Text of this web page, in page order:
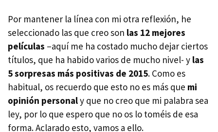
Por mantener la línea con mi otra reflexión, he
seleccionado las que creo son las 12 mejores
películas –aquí me ha costado mucho dejar ciertos
títulos, que ha habido varios de mucho nivel- y las
5 sorpresas más positivas de 2015. Como es
habitual, os recuerdo que esto no es más que mi
opinión personaly que no creo que mi palabra sea
ley, por lo que espero que no os lo toméis de esa
forma. Aclarado esto, vamos a ello.